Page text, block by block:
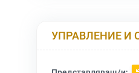
УПРАВЛЕНИЕ И